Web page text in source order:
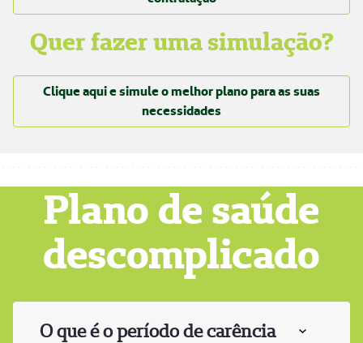
Quer fazer uma simulação?
Clique aqui e simule o melhor plano para as suas
necessidades
Plano de saúde
descomplicado
O que é o período de carência